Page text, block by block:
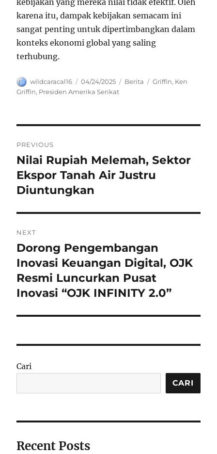
karena itu, dampak kebijakan semacam ini
sangat penting untuk dipertimbangkan dalam
konteks ekonomi global yang saling
terhubung.
Author
wildcaracal16
Posted
on
04/24/2025 Categories
Berita Tags
Griffin, Ken
Griffin, Presiden Amerika Serikat
pos
PREVIOUS
Previous
post:
Nilai Rupiah Melemah, Sektor
Ekspor Tanah Air Justru
Diuntungkan
NEXT
Next
post:
Dorong Pengembangan
Inovasi Keuangan Digital, OJK
Resmi Luncurkan Pusat
Inovasi “OJK INFINITY 2.0”
Cari
CARI
Recent Posts